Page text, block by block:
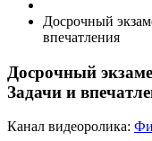
Досрочный
впечатления
Досрочный
Задачи и
Канал видеоролика: